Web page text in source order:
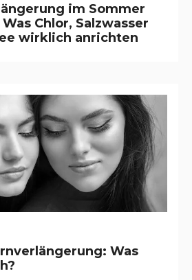
im Sommer
Chlor, Salzwasser
wirklich anrichten
Was